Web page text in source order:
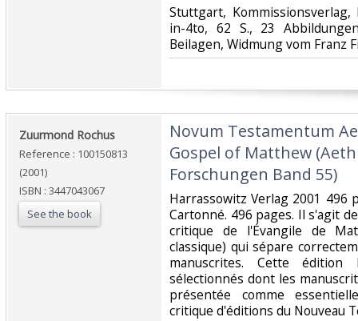
‎Stuttgart,
in-4to, 62 S., 23
Beilagen, Widmung vom Franz
‎Zuurmond Rochus‎
Reference : 100150813
(2001)
ISBN : 3447043067
See the book
‎Novum Testamentum
Gospel of Matthew
Forschungen Band 55)‎
‎Harrassowitz Verlag 2001 496
Cartonné. 496 pages. Il s'agit
critique de l'Évangile de
classique) qui sépare
manuscrites. Cette
sélectionnés dont les
présentée comme
critique d'éditions du Nouveau